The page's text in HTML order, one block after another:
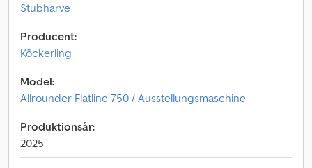
Stubharve
Producent:
Köckerling
Model:
Allrounder Flatline 750 / Ausstellungsmaschine
Produktionsår:
2025